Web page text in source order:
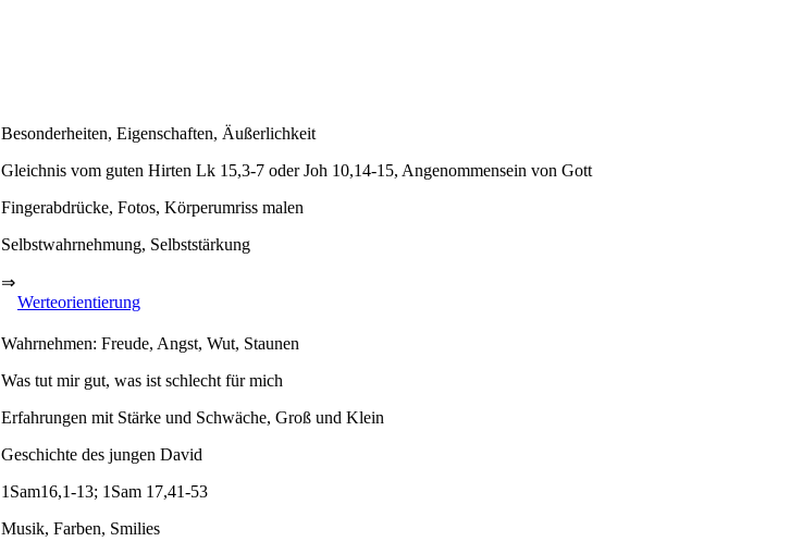
Besonderheiten, Eigenschaften, Äußerlichkeit
Gleichnis vom guten Hirten Lk 15,3-7 oder Joh 10,14-15, Angenommensein von Gott
Fingerabdrücke, Fotos, Körperumriss malen
Selbstwahrnehmung, Selbststärkung
⇒
Werteorientierung
Wahrnehmen: Freude, Angst, Wut, Staunen
Was tut mir gut, was ist schlecht für mich
Erfahrungen mit Stärke und Schwäche, Groß und Klein
Geschichte des jungen David
1Sam16,1-13; 1Sam 17,41-53
Musik, Farben, Smilies